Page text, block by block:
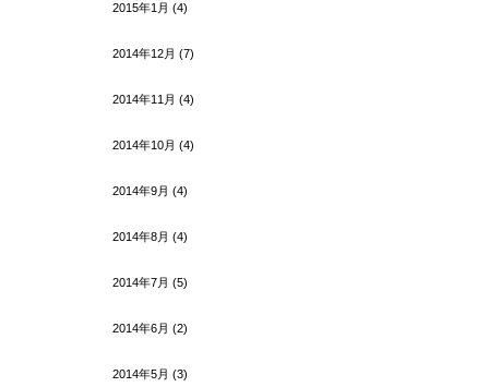
2015年1月 (4)
2014年12月 (7)
2014年11月 (4)
2014年10月 (4)
2014年9月 (4)
2014年8月 (4)
2014年7月 (5)
2014年6月 (2)
2014年5月 (3)